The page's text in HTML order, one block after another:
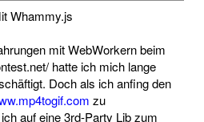
Whammy.js
mit WebWorkern beim
hatte ich mich lange
Doch als ich anfing den
zu
auf eine 3rd-Party Lib zum